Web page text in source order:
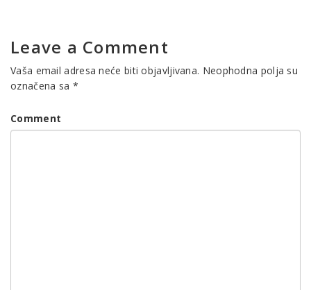
Leave a Comment
Vaša email adresa neće biti objavljivana. Neophodna polja su
označena sa *
Comment